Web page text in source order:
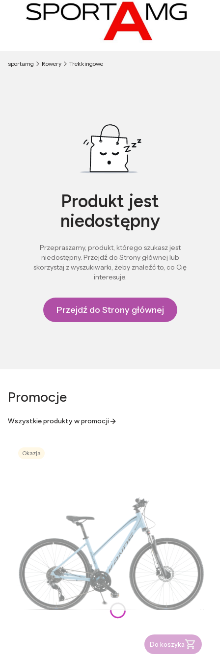
sportamg Rowery Trekkingowe
Produkt jest
niedostępny
Przepraszamy, produkt, którego szukasz jest
niedostępny. Przejdź do Strony głównej lub
skorzystaj z wyszukiwarki, żeby znaleźć to, co Cię
interesuje.
Przejdź do Strony głównej
Promocje
Wszystkie produkty w promocji
Okazja
Do koszyka